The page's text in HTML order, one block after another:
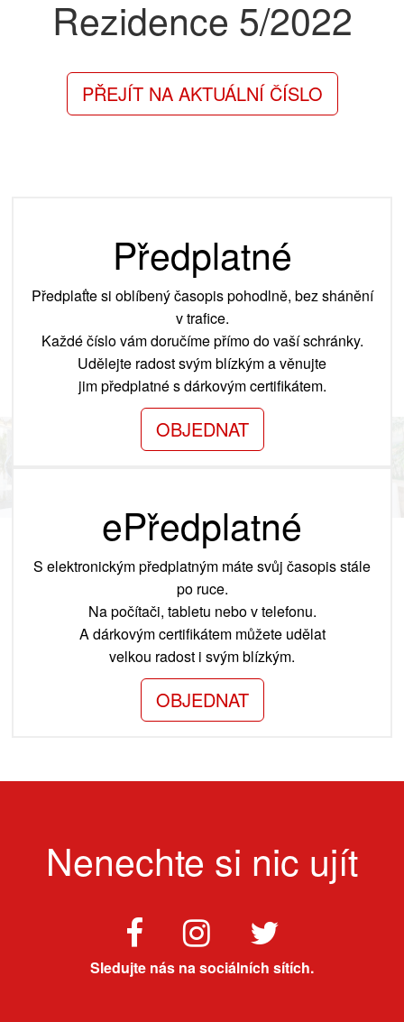
Rezidence 5/2022
PŘEJÍT NA AKTUÁLNÍ ČÍSLO
Předplatné
Předplaťte si oblíbený časopis pohodlně, bez shánění
v trafice.
Každé číslo vám doručíme přímo do vaší schránky.
Udělejte radost svým blízkým a věnujte
jim předplatné s dárkovým certifikátem.
OBJEDNAT
ePředplatné
S elektronickým předplatným máte svůj časopis stále
po ruce.
Na počítači, tabletu nebo v telefonu.
A dárkovým certifikátem můžete udělat
velkou radost i svým blízkým.
OBJEDNAT
Nenechte si nic ujít
Sledujte nás na sociálních sítích.